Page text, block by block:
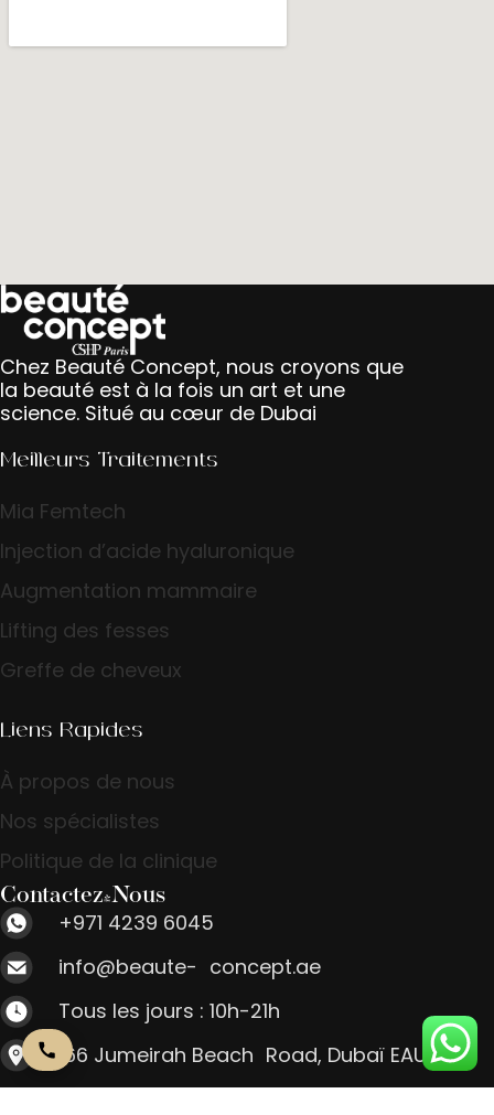
Chez Beauté Concept, nous croyons que
la beauté est à la fois un art et une
science. Situé au cœur de Dubai
Meilleurs Traitements
Mia Femtech
Injection d’acide hyaluronique
Augmentation mammaire
Lifting des fesses
Greffe de cheveux
Liens Rapides
À propos de nous
Nos spécialistes
Politique de la clinique
Contactez-Nous
+971 4239 6045
info@beaute- concept.ae
Tous les jours : 10h-21h
166 Jumeirah Beach Road, Dubaï EAU